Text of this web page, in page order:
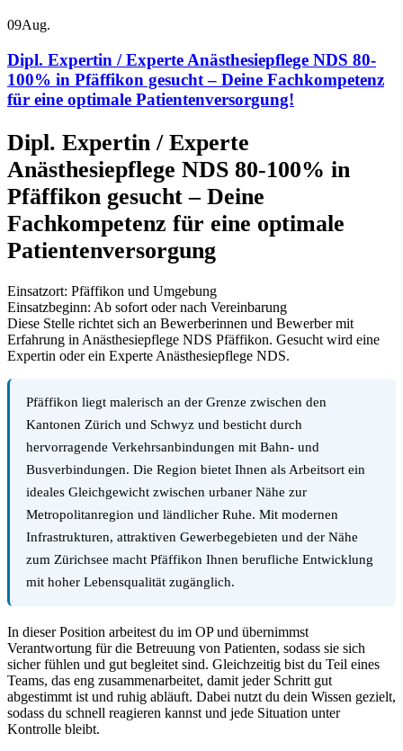
09Aug.
Dipl. Expertin / Experte Anästhesiepflege NDS 80-
100% in Pfäffikon gesucht – Deine Fachkompetenz
für eine optimale Patientenversorgung!
Dipl. Expertin / Experte
Anästhesiepflege NDS 80-100% in
Pfäffikon gesucht – Deine
Fachkompetenz für eine optimale
Patientenversorgung
Einsatzort: Pfäffikon und Umgebung
Einsatzbeginn: Ab sofort oder nach Vereinbarung
Diese Stelle richtet sich an Bewerberinnen und Bewerber mit
Erfahrung in Anästhesiepflege NDS Pfäffikon. Gesucht wird eine
Expertin oder ein Experte Anästhesiepflege NDS.
Pfäffikon liegt malerisch an der Grenze zwischen den
Kantonen Zürich und Schwyz und besticht durch
hervorragende Verkehrsanbindungen mit Bahn- und
Busverbindungen. Die Region bietet Ihnen als Arbeitsort ein
ideales Gleichgewicht zwischen urbaner Nähe zur
Metropolitanregion und ländlicher Ruhe. Mit modernen
Infrastrukturen, attraktiven Gewerbegebieten und der Nähe
zum Zürichsee macht Pfäffikon Ihnen berufliche Entwicklung
mit hoher Lebensqualität zugänglich.
In dieser Position arbeitest du im OP und übernimmst
Verantwortung für die Betreuung von Patienten, sodass sie sich
sicher fühlen und gut begleitet sind. Gleichzeitig bist du Teil eines
Teams, das eng zusammenarbeitet, damit jeder Schritt gut
abgestimmt ist und ruhig abläuft. Dabei nutzt du dein Wissen gezielt,
sodass du schnell reagieren kannst und jede Situation unter
Kontrolle bleibt.